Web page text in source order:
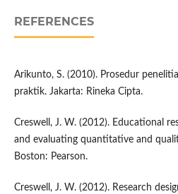
REFERENCES
Arikunto, S. (2010). Prosedur
praktik. Jakarta: Rineka Cipta.
Creswell, J. W. (2012). Educational
and evaluating quantitative and
Boston: Pearson.
Creswell, J. W. (2012). Research